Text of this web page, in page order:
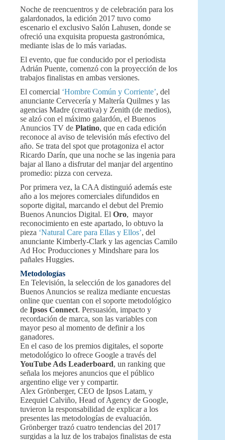
Noche de reencuentros y de celebración para los
galardonados, la edición 2017 tuvo como
escenario el exclusivo Salón Lahusen, donde se
ofreció una exquisita propuesta gastronómica,
mediante islas de lo más variadas.
El evento, que fue conducido por el periodista
Adrián Puente, comenzó con la proyección de los
trabajos finalistas en ambas versiones.
El comercial ‘Hombre Común y Corriente’, del
anunciante Cervecería y Maltería Quilmes y las
agencias Madre (creativa) y Zenith (de medios),
se alzó con el máximo galardón, el Buenos
Anuncios TV de Platino, que en cada edición
reconoce al aviso de televisión más efectivo del
año. Se trata del spot que protagoniza el actor
Ricardo Darín, que una noche se las ingenia para
bajar al llano a disfrutar del manjar del argentino
promedio: pizza con cerveza.
Por primera vez, la CAA distinguió además este
año a los mejores comerciales difundidos en
soporte digital, marcando el debut del Premio
Buenos Anuncios Digital. El Oro, mayor
reconocimiento en este apartado, lo obtuvo la
pieza ‘Natural Care para Ellas y Ellos’, del
anunciante Kimberly-Clark y las agencias Camilo
Ad Hoc Producciones y Mindshare para los
pañales Huggies.
Metodologías
En Televisión, la selección de los ganadores del
Buenos Anuncios se realiza mediante encuestas
online que cuentan con el soporte metodológico
de Ipsos Connect. Persuasión, impacto y
recordación de marca, son las variables con
mayor peso al momento de definir a los
ganadores.
En el caso de los premios digitales, el soporte
metodológico lo ofrece Google a través del
YouTube Ads Leaderboard, un ranking que
señala los mejores anuncios que el público
argentino elige ver y compartir.
Alex Grönberger, CEO de Ipsos Latam, y
Ezequiel Calviño, Head of Agency de Google,
tuvieron la responsabilidad de explicar a los
presentes las metodologías de evaluación.
Grönberger trazó cuatro tendencias del 2017
surgidas a la luz de los trabajos finalistas de esta